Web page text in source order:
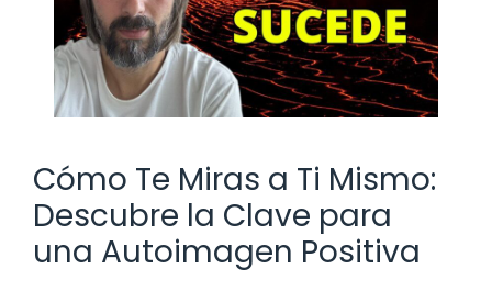
Cómo Te Miras a Ti Mismo:
Descubre la Clave para
una Autoimagen Positiva